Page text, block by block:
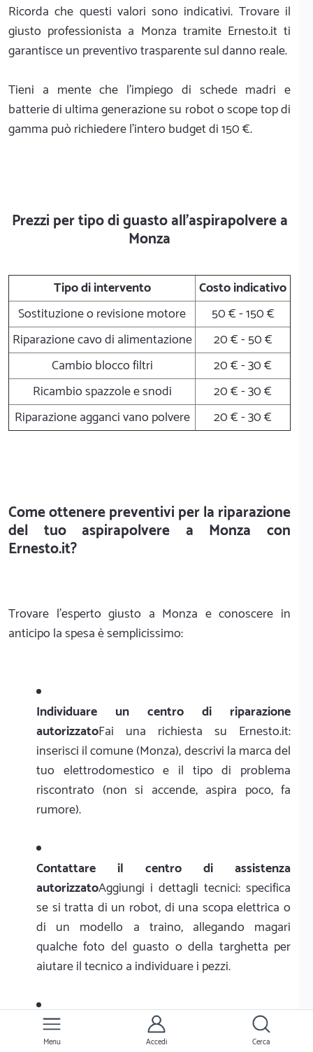
Ricorda che questi valori sono indicativi. Trovare il
giusto professionista a Monza tramite Ernesto.it ti
garantisce un preventivo trasparente sul danno reale.
Tieni a mente che l'impiego di schede madri e
batterie di ultima generazione su robot o scope top di
gamma può richiedere l'intero budget di 150 €.
Prezzi per tipo di guasto all'aspirapolvere a
Monza
Tipo di intervento
Costo indicativo
Sostituzione o revisione motore
50 € - 150 €
Riparazione cavo di alimentazione
20 € - 50 €
Cambio blocco filtri
20 € - 30 €
Ricambio spazzole e snodi
20 € - 30 €
Riparazione agganci vano polvere
20 € - 30 €
Come ottenere preventivi per la riparazione
del tuo aspirapolvere a Monza con
Ernesto.it?
Trovare l'esperto giusto a Monza e conoscere in
anticipo la spesa è semplicissimo:
Individuare un centro di riparazione
autorizzatoFai una richiesta su Ernesto.it:
inserisci il comune (Monza), descrivi la marca del
tuo elettrodomestico e il tipo di problema
riscontrato (non si accende, aspira poco, fa
rumore).
Contattare il centro di assistenza
autorizzatoAggiungi i dettagli tecnici: specifica
se si tratta di un robot, di una scopa elettrica o
di un modello a traino, allegando magari
qualche foto del guasto o della targhetta per
aiutare il tecnico a individuare i pezzi.
Fornire ulteriori dettagli
Ricevi le risposte: i
riparatori qualificati attivi a Monza e provincia
Menu Accedi Cerca